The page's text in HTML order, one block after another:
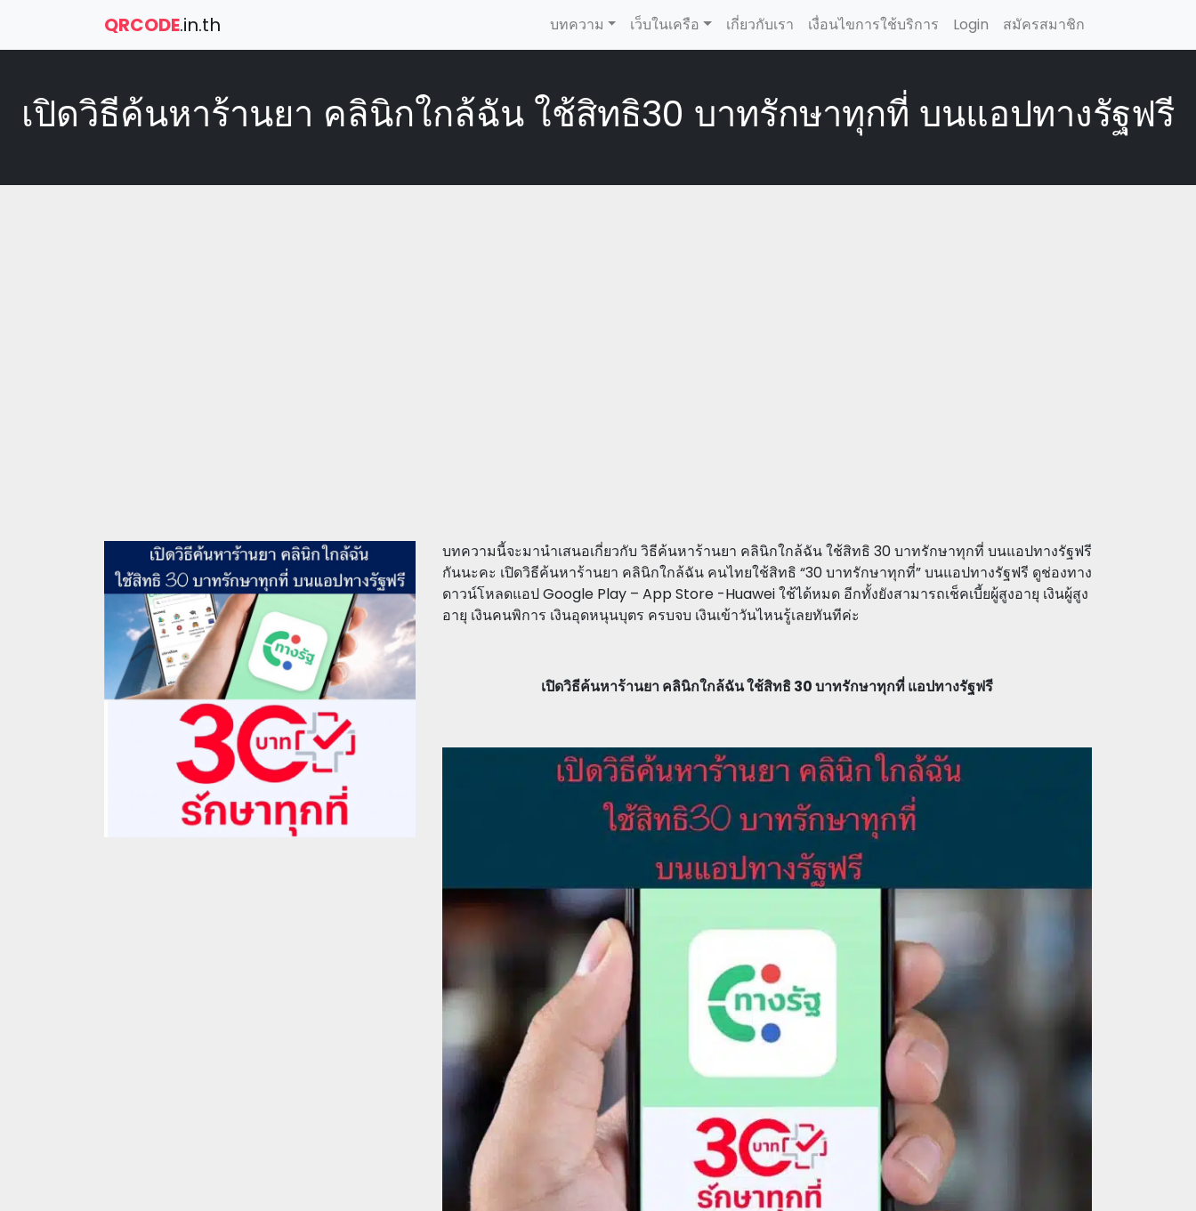
QRCODE.in.th บทความ เว็บในเครือ เกี่ยวกับเรา เงื่อนไขการใช้บริการ Login สมัครสมาชิก
เปิดวิธีค้นหาร้านยา คลินิกใกล้ฉัน ใช้สิทธิ30 บาทรักษาทุกที่ บนแอปทางรัฐฟรี
บทความนี้จะมานำเสนอเกี่ยวกับ วิธีค้นหาร้านยา คลินิกใกล้ฉัน ใช้สิทธิ 30 บาทรักษาทุกที่ บนแอปทางรัฐฟรี
กันนะคะ เปิดวิธีค้นหาร้านยา คลินิกใกล้ฉัน คนไทยใช้สิทธิ “30 บาทรักษาทุกที่” บนแอปทางรัฐฟรี ดูช่องทาง
ดาวน์โหลดแอป Google Play – App Store -Huawei ใช้ได้หมด อีกทั้งยังสามารถเช็คเบี้ยผู้สูงอายุ เงินผู้สูง
อายุ เงินคนพิการ เงินอุดหนุนบุตร ครบจบ เงินเข้าวันไหนรู้เลยทันทีค่ะ
เปิดวิธีค้นหาร้านยา คลินิกใกล้ฉัน ใช้สิทธิ 30 บาทรักษาทุกที่ แอปทางรัฐฟรี